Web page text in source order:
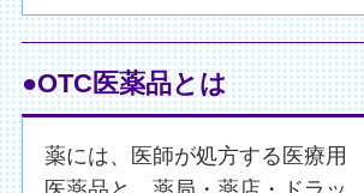
●OTC医薬品とは
薬には、医師が処方する医療用